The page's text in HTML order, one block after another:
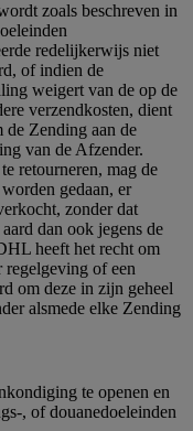
zoals beschreven in
redelijkerwijs niet
of indien de
weigert van de op de
verzendkosten, dient
Zending aan de
van de Afzender.
retourneren, mag de
gedaan, er
zonder dat
dan ook jegens de
heeft het recht om
of een
om deze in zijn geheel
alsmede elke Zending
te openen en
, of douanedoeleinden